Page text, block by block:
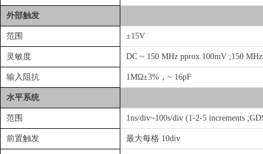
外部触发
范围 ±15V
灵敏度 DC ~ 150 MHz pprox.100mV ;150
输入阻抗 1MΩ±3%，~ 16pF
水平系统
范围 1ns/div~100s/div (1-2-5 increments
前置触发 最大每格 10div